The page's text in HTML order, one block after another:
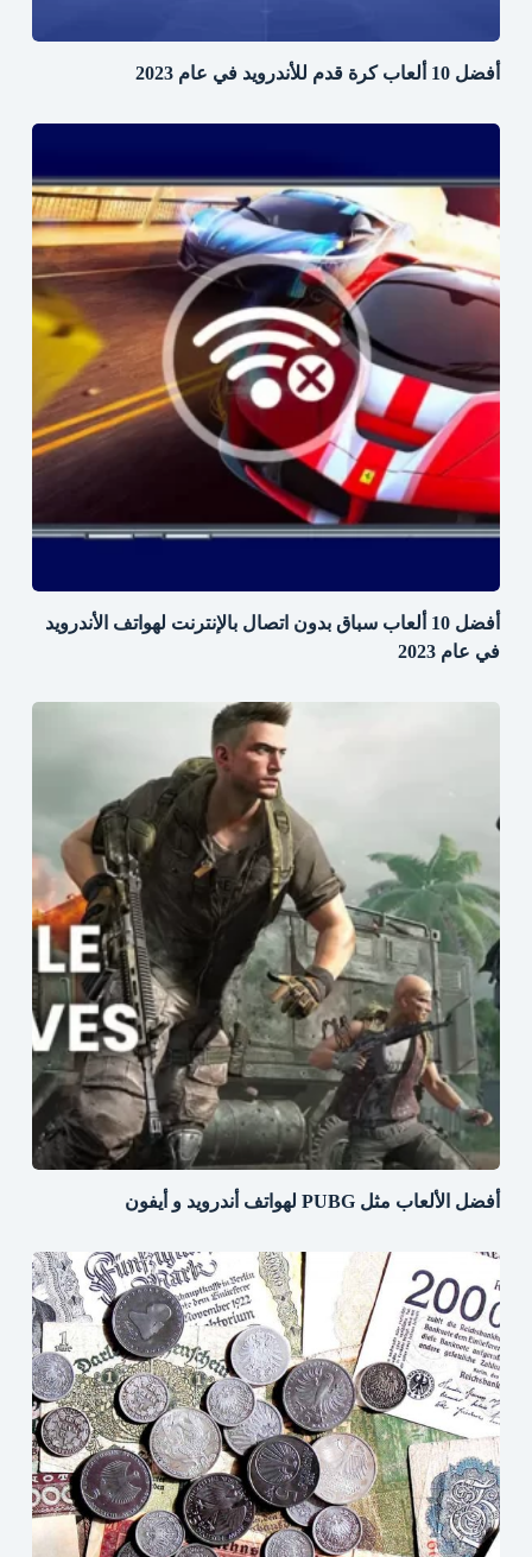
أفضل 10 ألعاب كرة قدم للأندرويد في عام 2023
أفضل 10 ألعاب سباق بدون اتصال بالإنترنت لهواتف الأندرويد
في عام 2023
أفضل الألعاب مثل PUBG لهواتف أندرويد و أيفون